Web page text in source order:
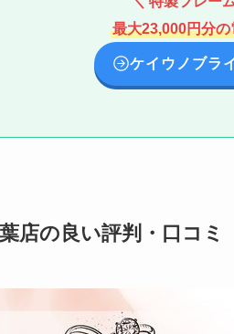
最大23,000円分
ケイウノブラ
店の良い評判・口コミ